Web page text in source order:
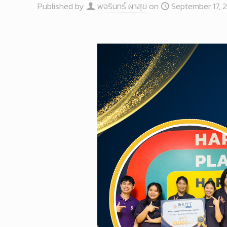
Published by พจรินทร์ ผาสุข on September 17,